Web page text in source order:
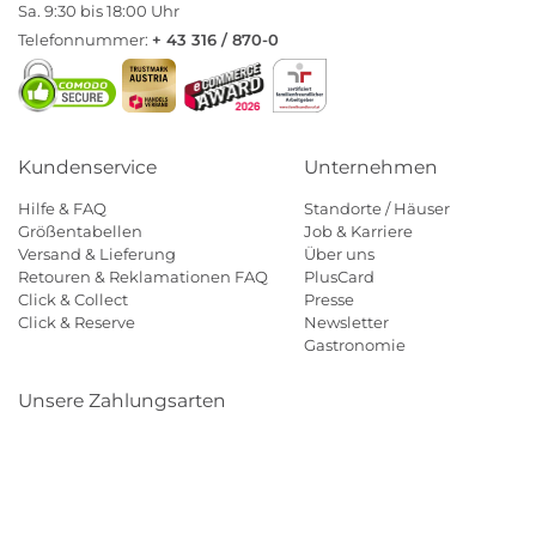
Sa. 9:30 bis 18:00 Uhr
Telefonnummer: + 43 316 / 870-0
Kundenservice
Hilfe & FAQ
Größentabellen
Versand & Lieferung
Retouren & Reklamationen FAQ
Click & Collect
Click & Reserve
Unternehmen
Standorte / Häuser
Job & Karriere
Über uns
PlusCard
Presse
Newsletter
Gastronomie
Unsere Zahlungsarten